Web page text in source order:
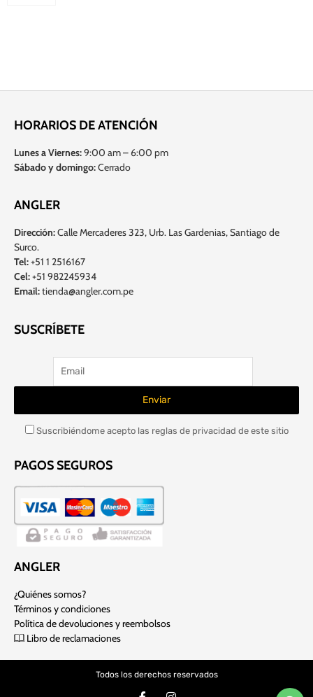
HORARIOS DE ATENCIÓN
Lunes a Viernes:9:00 am – 6:00 pm
Sábado y domingo:Cerrado
ANGLER
Dirección:Calle Mercaderes 323, Urb. Las Gardenias, Santiago de
Surco.
Tel:+51 1 2516167
Cel:+51 982245934
Email:tienda@angler.com.pe
SUSCRÍBETE
Suscribiéndome acepto las reglas de privacidad de este sitio
PAGOS SEGUROS
ANGLER
¿Quiénes somos?
Términos y condiciones
Política de devoluciones y reembolsos
Libro de reclamaciones
Todos los derechos reservados